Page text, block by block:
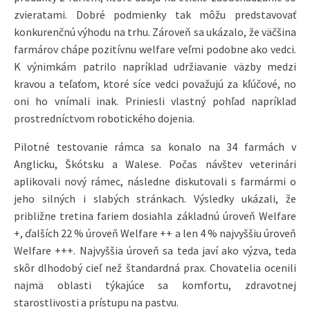
zvieratami. Dobré podmienky tak môžu predstavovať
konkurenčnú výhodu na trhu. Zároveň sa ukázalo, že väčšina
farmárov chápe pozitívnu welfare veľmi podobne ako vedci.
K výnimkám patrilo napríklad udržiavanie väzby medzi
kravou a teľaťom, ktoré síce vedci považujú za kľúčové, no
oni ho vnímali inak. Priniesli vlastný pohľad napríklad
prostredníctvom robotického dojenia.
Pilotné testovanie rámca sa konalo na 34 farmách v
Anglicku, Škótsku a Walese. Počas návštev veterinári
aplikovali nový rámec, následne diskutovali s farmármi o
jeho silných i slabých stránkach. Výsledky ukázali, že
približne tretina fariem dosiahla základnú úroveň Welfare
+, ďalších 22 % úroveň Welfare ++ a len 4 % najvyššiu úroveň
Welfare +++. Najvyššia úroveň sa teda javí ako výzva, teda
skôr dlhodobý cieľ než štandardná prax. Chovatelia ocenili
najmä oblasti týkajúce sa komfortu, zdravotnej
starostlivosti a prístupu na pastvu.